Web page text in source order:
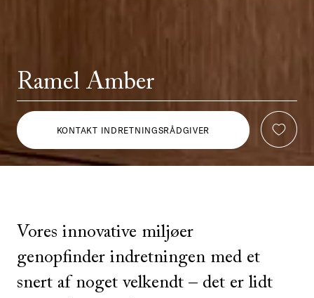
Ramel Amber
KONTAKT INDRETNINGSRÅDGIVER
Vores innovative miljøer
genopfinder indretningen med et
snert af noget velkendt – det er lidt